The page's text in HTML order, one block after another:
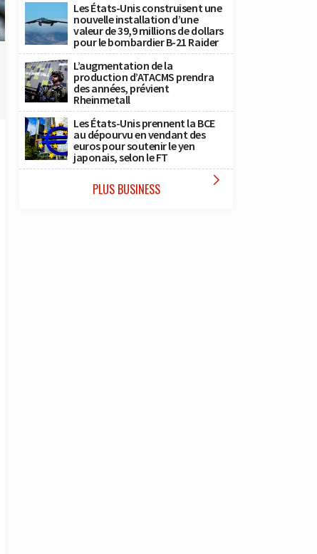
Les États-Unis construisent une
nouvelle installation d’une
valeur de 39,9 millions de dollars
pour le bombardier B-21 Raider
L’augmentation de la
production d’ATACMS prendra
des années, prévient
Rheinmetall
Les États-Unis prennent la BCE
au dépourvu en vendant des
euros pour soutenir le yen
japonais, selon le FT
PLUS BUSINESS 